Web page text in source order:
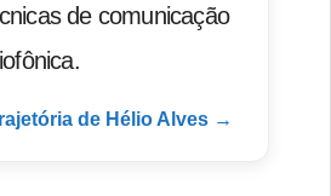
de comunicação
de Hélio Alves →